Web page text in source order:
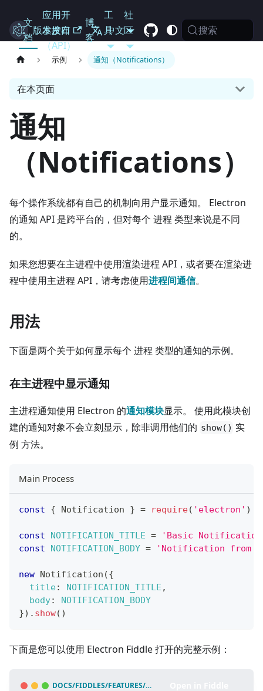
Electron
文
档
应用开
发接口
（API）
博
客
工
具
社
区
版本发布 中文 搜索
示例 通知（Notifications）
在本页面
通知
（Notifications）
每个操作系统都有自己的机制向用户显示通知。 Electron
的通知 API 是跨平台的，但对每个 进程 类型来说是不同
的。
如果您想要在主进程中使用渲染进程 API，或者要在渲染进
程中使用主进程 API，请考虑使用进程间通信。
用法
下面是两个关于如何显示每个 进程 类型的通知的示例。
在主进程中显示通知
主进程通知使用 Electron 的通知模块显示。 使用此模块创
建的通知对象不会立刻显示，除非调用他们的 show() 实
例 方法。
Main Process
const { Notification } = require( 'electron' )
const NOTIFICATION_TITLE =
'Basic
const
NOTIFICATION_BODY = 'Notification from
new Notification ({
title: NOTIFICATION_TITLE ,
body:
NOTIFICATION_BODY
}) . show( )
下面是您可以使用 Electron Fiddle 打开的完整示例：
DOCS/FIDDLES/FEATURES/NOTIFICATIONS/MAIN